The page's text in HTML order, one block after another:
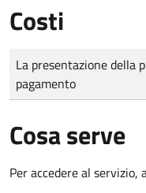
Costi
Tipo di pagamento
Importo
La presentazione della
pagamento
Cosa serve
Per accedere al servizio,